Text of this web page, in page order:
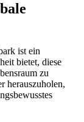
ist ein
bietet, diese
zu
herauszuholen,